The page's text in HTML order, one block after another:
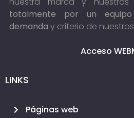
totalmente por un
demanda y criterio de
Acceso
LINKS
Páginas web